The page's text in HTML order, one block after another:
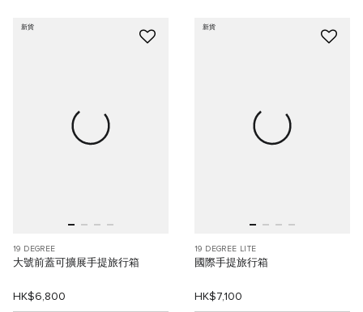
新貨
19 DEGREE
大號前蓋可擴展手提旅行箱
HK$6,800
新貨
19 DEGREE LITE
國際手提旅行箱
HK$7,100